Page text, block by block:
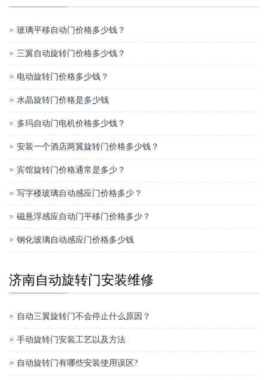
玻璃平移自动门价格多少钱？
三翼自动旋转门价格多少钱？
电动旋转门价格多少钱？
水晶旋转门价格是多少钱
多玛自动门电机价格多少钱？
安装一个酒店两翼旋转门价格多少钱？
宾馆旋转门价格通常是多少？
写字楼玻璃自动感应门价格多少？
磁悬浮感应自动门平移门价格多少？
钢化玻璃自动感应门价格多少钱
济南自动旋转门安装维修
自动三翼旋转门不会停止什么原因？
手动旋转门安装工艺以及方法
自动旋转门有哪些安装使用误区?